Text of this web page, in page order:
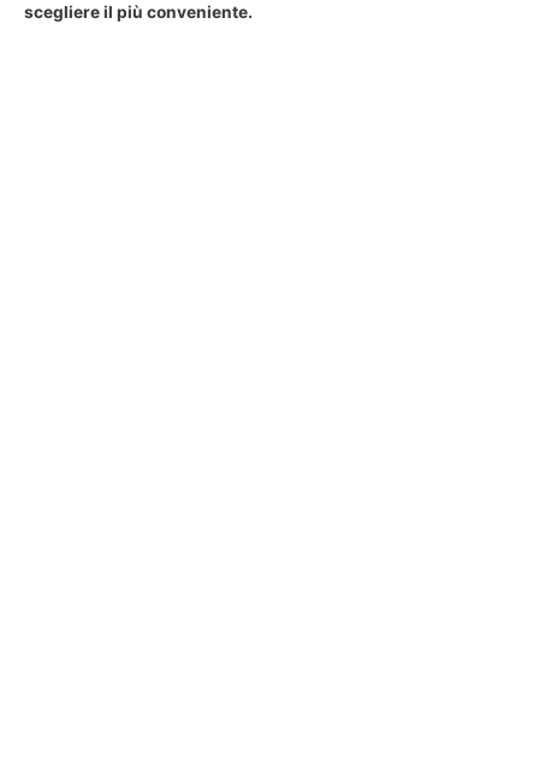
scegliere il più conveniente.